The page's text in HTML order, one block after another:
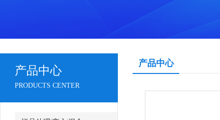
产品中心
PRODUCTS CENTER
产品中心